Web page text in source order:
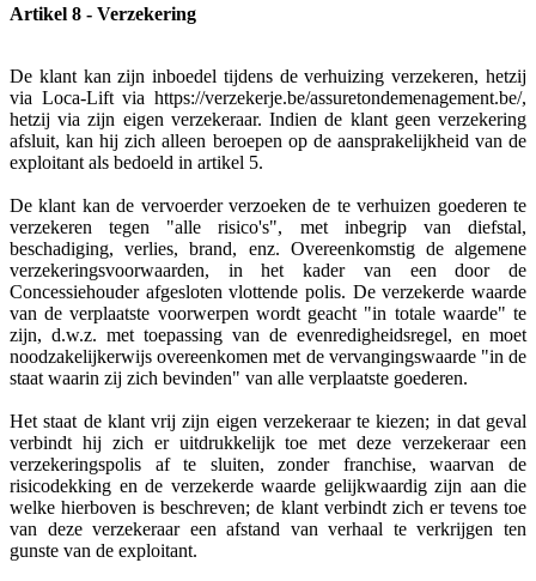
Artikel 8 - Verzekering
De klant kan zijn inboedel tijdens de verhuizing verzekeren, hetzij
via Loca-Lift via https://verzekerje.be/assuretondemenagement.be/,
hetzij via zijn eigen verzekeraar. Indien de klant geen verzekering
afsluit, kan hij zich alleen beroepen op de aansprakelijkheid van de
exploitant als bedoeld in artikel 5.
De klant kan de vervoerder verzoeken de te verhuizen goederen te
verzekeren tegen "alle risico's", met inbegrip van diefstal,
beschadiging, verlies, brand, enz. Overeenkomstig de algemene
verzekeringsvoorwaarden, in het kader van een door de
Concessiehouder afgesloten vlottende polis. De verzekerde waarde
van de verplaatste voorwerpen wordt geacht "in totale waarde" te
zijn, d.w.z. met toepassing van de evenredigheidsregel, en moet
noodzakelijkerwijs overeenkomen met de vervangingswaarde "in de
staat waarin zij zich bevinden" van alle verplaatste goederen.
Het staat de klant vrij zijn eigen verzekeraar te kiezen; in dat geval
verbindt hij zich er uitdrukkelijk toe met deze verzekeraar een
verzekeringspolis af te sluiten, zonder franchise, waarvan de
risicodekking en de verzekerde waarde gelijkwaardig zijn aan die
welke hierboven is beschreven; de klant verbindt zich er tevens toe
van deze verzekeraar een afstand van verhaal te verkrijgen ten
gunste van de exploitant.